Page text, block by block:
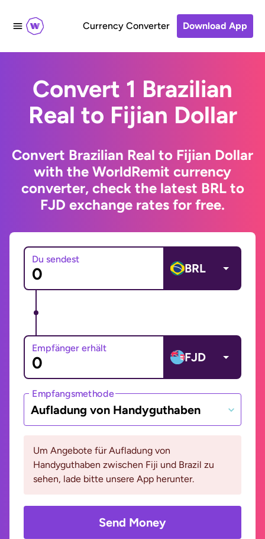
Currency Converter Download App
Convert 1 Brazilian
Real to Fijian Dollar
Convert Brazilian Real to Fijian Dollar
with the WorldRemit currency
converter, check the latest BRL to
FJD exchange rates for free.
Du sendest
BRL
Empfänger erhält
FJD
Empfangsmethode
Aufladung von Handyguthaben
Um Angebote für Aufladung von
Handyguthaben zwischen Fiji und Brazil zu
sehen, lade bitte unsere App herunter.
Send Money